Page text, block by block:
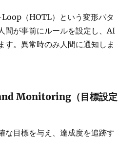
（HOTL）という変形パタ
間が事前にルールを設定し、AI
す。異常時のみ人間に通知しま
Monitoring（目標設定
な目標を与え、達成度を追跡す